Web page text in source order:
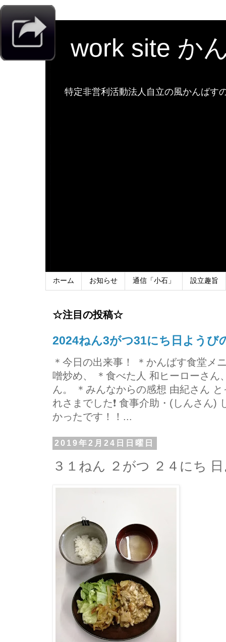
work site か
特定非営利活動法人自立の風かんばす
ホーム お知らせ 通信「小石」 設立趣旨
☆注目の投稿☆
2024ねん3がつ31にち日ようび
＊今日の出来事！ ＊かんばす食堂メ
噌炒め、 ＊食べた人 和ヒーローさん
ん。 ＊みんなからの感想 由紀さん
れさまでした❗ 食事介助・(しんさん)
かったです！！...
2019年2月24日日曜日
３１ねん ２がつ ２４にち